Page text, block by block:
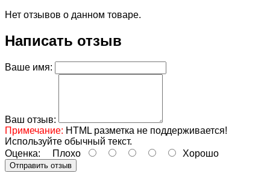
Нет отзывов о данном товаре.
Написать отзыв
Ваше имя:
Ваш отзыв:
Примечание: HTML разметка не поддерживается!
Используйте обычный текст.
Оценка: Плохо Хорошо
Отправить отзыв